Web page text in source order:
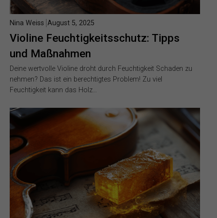
Violine Feuchtigkeitsschutz: Tipps
und Maßnahmen
Nina Weiss August 5, 2025
Deine wertvolle Violine droht durch Feuchtigkeit Schaden zu
nehmen? Das ist ein berechtigtes Problem! Zu viel
Feuchtigkeit kann das Holz…